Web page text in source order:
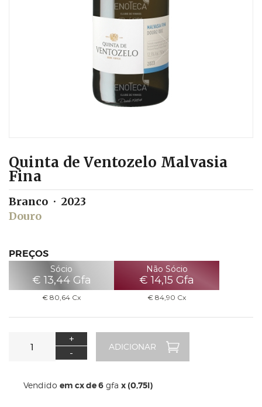
Quinta de Ventozelo Malvasia
Fina
Branco
2023
Douro
PREÇOS
Sócio
€ 13,44 Gfa
€ 80,64 Cx
Não Sócio
€ 14,15 Gfa
€ 84,90 Cx
+
-
Vendido em cx de 6 gfa x (0,75l)